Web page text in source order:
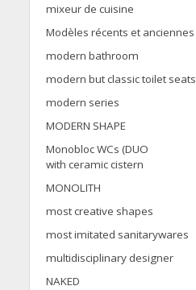
mixeur de cuisine
Modèles récents et anciennes
modern bathroom
modern but classic toilet seats
modern series
MODERN SHAPE
Monobloc WCs (DUO
with ceramic cistern
MONOLITH
most creative shapes
most imitated sanitarywares
multidisciplinary designer
NAKED